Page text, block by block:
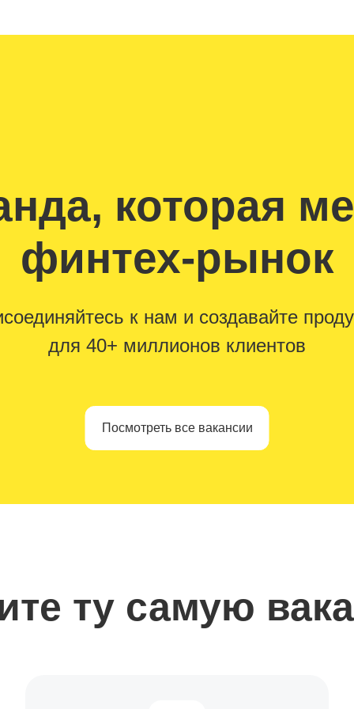
которая
финтех-рынок
к нам и создавайте
для 40+ миллионов клиентов
Посмотреть все вакансии
ту самую